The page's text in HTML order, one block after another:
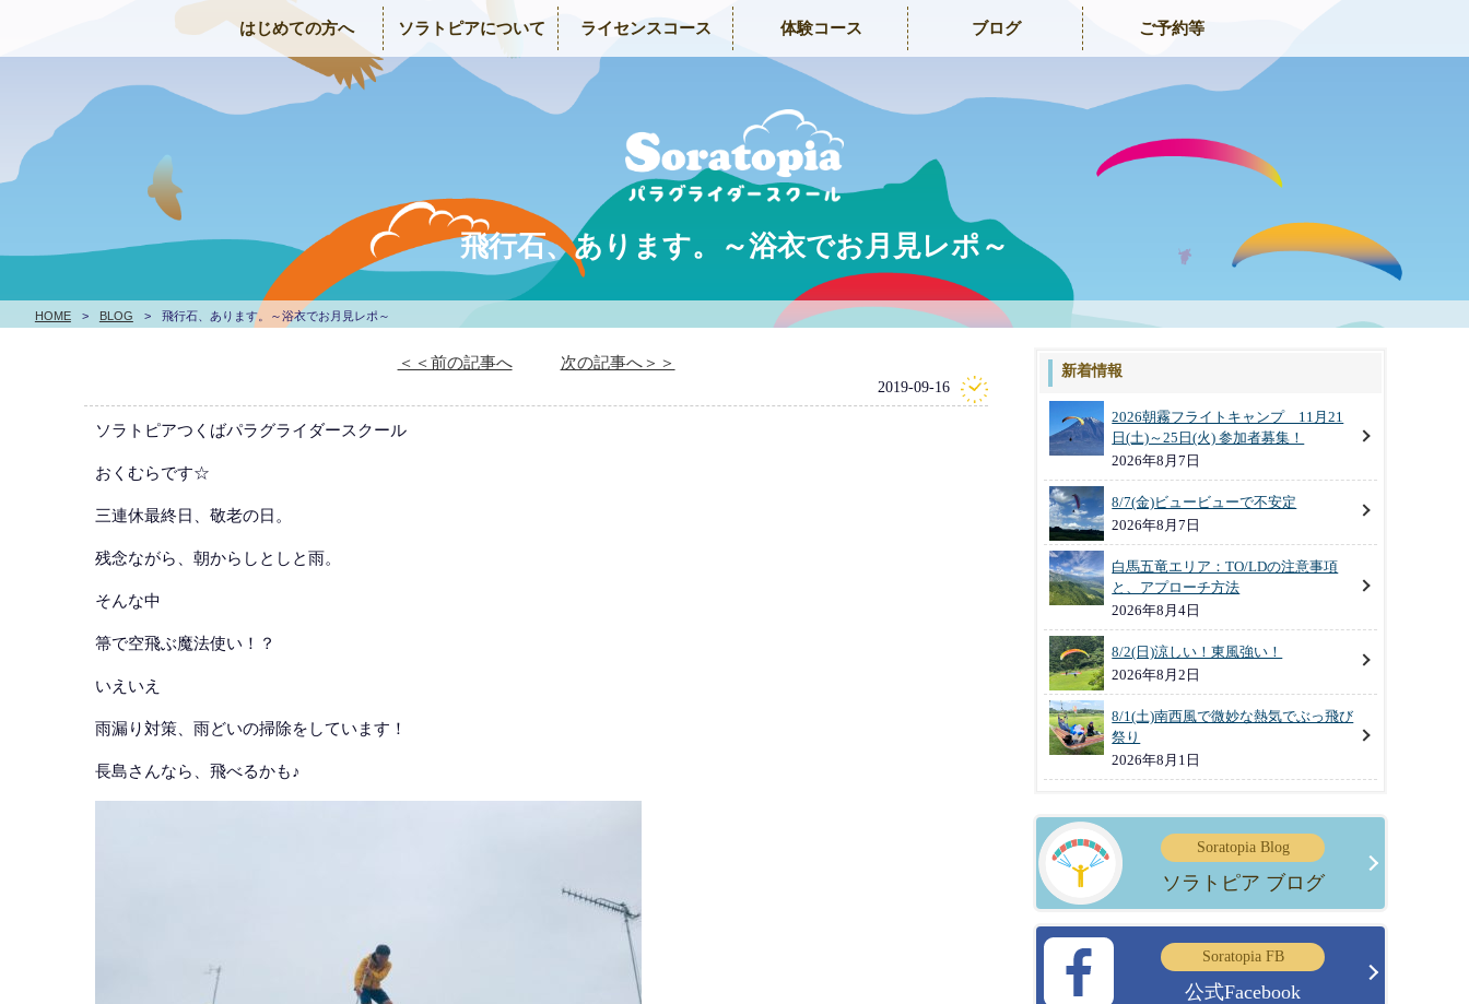
はじめての方へ ソラトピアについて ライセンスコース 体験コース ブログ ご予約等
HOME > BLOG > 飛行石、あります。～浴衣でお月見レポ～
飛行石、あります。～浴衣でお月見レポ～
＜＜前の記事へ 次の記事へ＞＞
2019-09-16
ソラトピアつくばパラグライダースクール
おくむらです☆
三連休最終日、敬老の日。
残念ながら、朝からしとしと雨。
そんな中
箒で空飛ぶ魔法使い！？
いえいえ
雨漏り対策、雨どいの掃除をしています！
長島さんなら、飛べるかも♪
新着情報
2026朝霧フライトキャンプ 11月21
日(土)～25日(火) 参加者募集！
2026年8月7日
8/7(金)ビュービューで不安定
2026年8月7日
白馬五竜エリア：TO/LDの注意事項
と、アプローチ方法
2026年8月4日
8/2(日)涼しい！東風強い！
2026年8月2日
8/1(土)南西風で微妙な熱気でぶっ飛び
祭り
2026年8月1日
Soratopia Blog
ソラトピア ブログ
Soratopia FB
公式Facebook